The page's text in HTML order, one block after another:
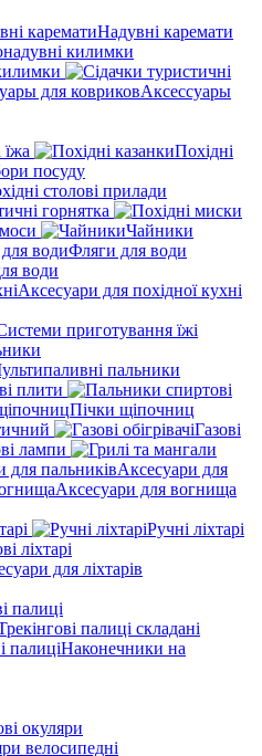
Надувні каремати
килимки
Аксессуары
Похідні
посуду
столові прилади
горнятка
Чайники
Фляги для води
води
Аксесуари для похідної кухні
приготування їжі
пальники
плити
Пічки щіпочниц
Газові
лампи
Аксесуари для
Аксесуари для вогнища
Ручні ліхтарі
ліхтарі
для ліхтарів
палиці
палиці складані
Наконечники на
окуляри
велосипедні